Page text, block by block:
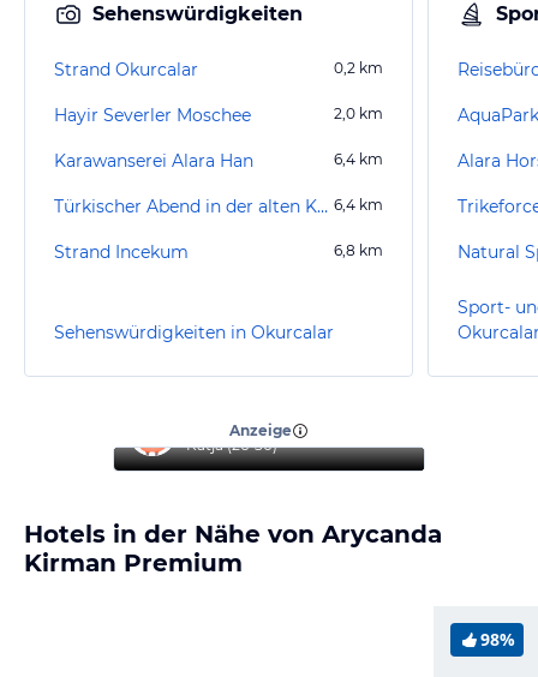
Sehenswürdigkeiten
Strand Okurcalar 0,2 km
Hayir Severler Moschee 2,0 km
Karawanserei Alara Han 6,4 km
Türkischer Abend in der alten Karwanserei 6,4 km
Strand Incekum 6,8 km
Sehenswürdigkeiten in Okurcalar
Alara
Natural
Sport-
Anzeige
Katja (26-30)
Hotels in der Nähe von Arycanda
Kirman Premium
98%